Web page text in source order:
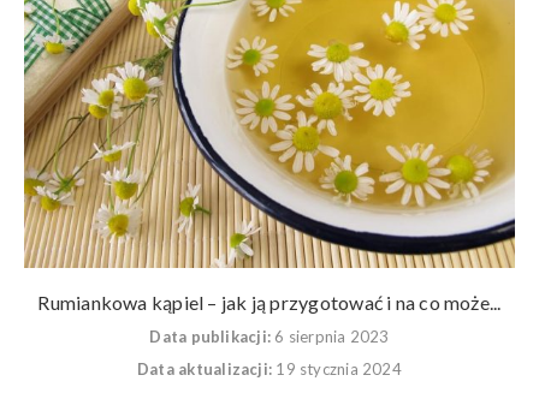
Rumiankowa kąpiel – jak ją przygotować i na co może...
Data publikacji: 6 sierpnia 2023
Data aktualizacji: 19 stycznia 2024